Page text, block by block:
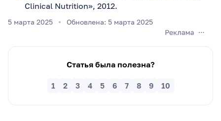
Clinical Nutrition», 2012.
5 марта 2025 Обновлена: 5 марта 2025
Статья была полезна?
10
9
8
7
6
5
4
3
2
1